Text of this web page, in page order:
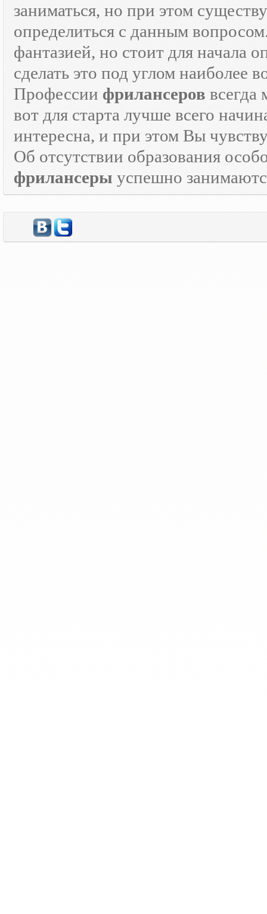
заниматься, но при этом
определиться с данным
фантазией, но стоит для начала
сделать это под углом наиболее
Профессии фрилансеров
вот для старта лучше всего
интересна, и при этом Вы
Об отсутствии образования
фрилансеры успешно